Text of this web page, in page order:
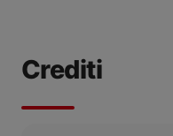
Crediti